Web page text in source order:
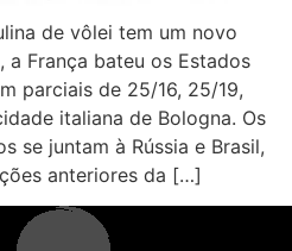
de vôlei tem um novo
a França bateu os Estados
parciais de 25/16, 25/19,
italiana de Bologna. Os
se juntam à Rússia e Brasil,
anteriores da […]